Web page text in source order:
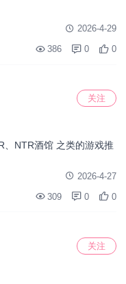
2026-4-29
386 0 0
关注
、NTR酒馆 之类的游戏推
2026-4-27
309 0 0
关注